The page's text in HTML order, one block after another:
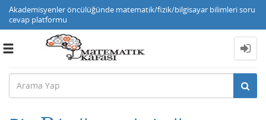
Akademisyenler öncülüğünde matematik/fizik/bilgisayar bilimleri soru
cevap platformu
Toggle